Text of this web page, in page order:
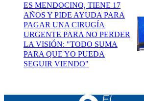
ES MENDOCINO, TIENE 17
AÑOS Y PIDE AYUDA PARA
PAGAR UNA CIRUGÍA
URGENTE PARA NO PERDER
LA VISIÓN: "TODO SUMA
PARA QUE YO PUEDA
SEGUIR VIENDO"